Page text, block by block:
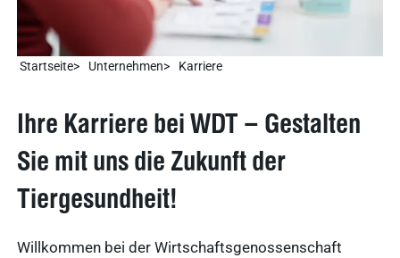
Startseite Unternehmen Karriere
Ihre Karriere bei WDT – Gestalten
Sie mit uns die Zukunft der
Tiergesundheit!
Willkommen bei der Wirtschaftsgenossenschaft